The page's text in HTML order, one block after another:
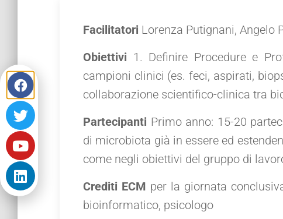
Facilitatori Lorenza Putignani, Angelo
Obiettivi 1. Definire Procedure e
campioni clinici (es. feci, aspirati,
collaborazione scientifico-clinica tra
Partecipanti Primo anno: 15-20
di microbiota già in essere ed
come negli obiettivi del gruppo di
Crediti ECM per la giornata
bioinformatico, psicologo